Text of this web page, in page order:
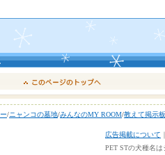
/ニャンコの墓地/みんなのMY ROOM/教えて掲示板
広告掲載について ｜
PET STの犬種名